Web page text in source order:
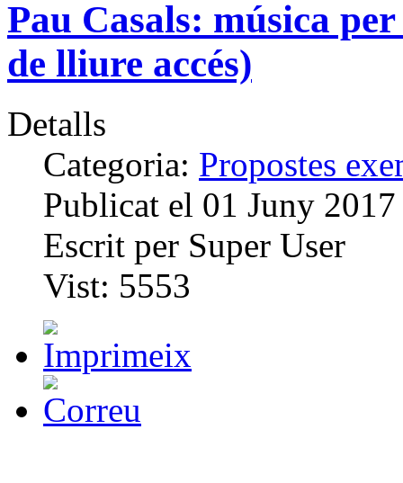
Pau Casals: música
de lliure accés)
Detalls
Categoria: Propostes
Publicat el 01 Juny 2017
Escrit per Super User
Vist: 5553